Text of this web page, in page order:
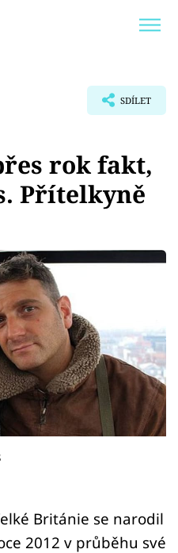
SDÍLET
rok fakt,
Přítelkyně
Británie se narodil
2012 v průběhu své